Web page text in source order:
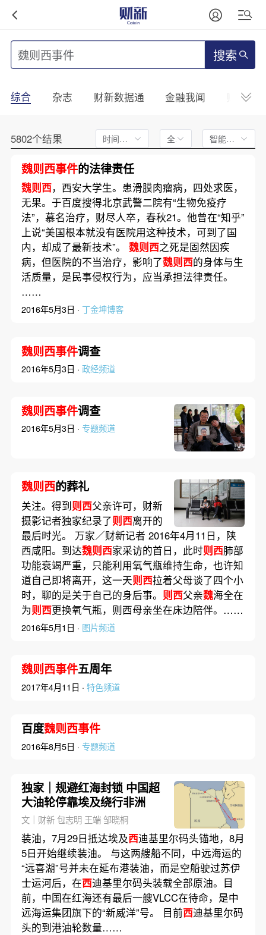
搜索
综合 杂志 财新数据通 金融我闻 财新
5802个结果 时间不限 全文 智能排序
魏则西事件的法律责任
魏则西，西安大学生。患滑膜肉瘤病，四处求医，
无果。于百度搜得北京武警二院有“生物免疫疗
法”，慕名治疗，财尽人卒，春秋21。他曾在“知乎”
上说“美国根本就没有医院用这种技术，可到了国
内，却成了最新技术”。 魏则西之死是固然因疾
病，但医院的不当治疗，影响了魏则西的身体与生
活质量，是民事侵权行为，应当承担法律责任。
……
2016年5月3日 · 丁金坤博客
魏则西事件调查
2016年5月3日 · 政经频道
魏则西事件调查
2016年5月3日 · 专题频道
魏则西的葬礼
关注。得到则西父亲许可，财新
摄影记者独家纪录了则西离开的
最后时光。 万家／财新记者 2016年4月11日，陕
西咸阳。到达魏则西家采访的首日，此时则西肺部
功能衰竭严重，只能利用氧气瓶维持生命，也许知
道自己即将离开，这一天则西拉着父母谈了四个小
时，聊的是关于自己的身后事。 则西父亲魏海全在
为则西更换氧气瓶，则西母亲坐在床边陪伴。……
2016年5月1日 · 图片频道
魏则西事件五周年
2017年4月11日 · 特色频道
百度魏则西事件
2016年8月5日 · 专题频道
独家｜规避红海封锁 中国超
大油轮停靠埃及绕行非洲
文｜财新 包志明 王端 邹晓桐
装油，7月29日抵达埃及西迪基里尔码头锚地，8月
5日开始继续装油。 与这两艘船不同，中远海运的
“远喜湖”号并未在延布港装油，而是空船驶过苏伊
士运河后，在西迪基里尔码头装载全部原油。目
前，中国在红海还有最后一艘VLCC在待命，是中
远海运集团旗下的“新威洋”号。 目前西迪基里尔码
头的到港油轮数量……